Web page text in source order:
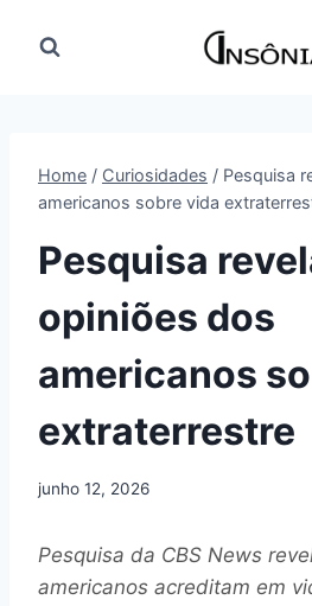
para
Home / Curiosidades / Pesquisa
americanos sobre vida
Pesquisa
opiniões dos
americanos
extraterrestre
junho 12, 2026
Pesquisa da CBS News
americanos acreditam em